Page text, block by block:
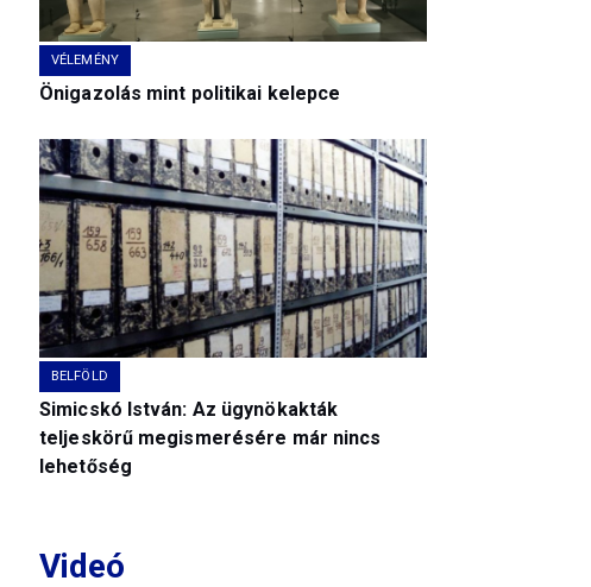
VÉLEMÉNY
Önigazolás mint politikai kelepce
BELFÖLD
Simicskó István: Az ügynökakták
teljeskörű megismerésére már nincs
lehetőség
Videó